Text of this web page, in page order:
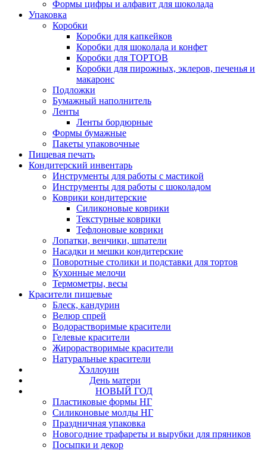
Формы цифры и алфавит для шоколада
Упаковка
Коробки
Коробки для капкейков
Коробки для шоколада и конфет
Коробки для ТОРТОВ
Коробки для пирожных, эклеров, печенья и
макаронс
Подложки
Бумажный наполнитель
Ленты
Ленты бордюрные
Формы бумажные
Пакеты упаковочные
Пищевая печать
Кондитерский инвентарь
Инструменты для работы с мастикой
Инструменты для работы с шоколадом
Коврики кондитерские
Силиконовые коврики
Текстурные коврики
Тефлоновые коврики
Лопатки, венчики, шпатели
Насадки и мешки кондитерские
Поворотные столики и подставки для тортов
Кухонные мелочи
Термометры, весы
Красители пищевые
Блеск, кандурин
Велюр спрей
Водорастворимые красители
Гелевые красители
Жирорастворимые красители
Натуральные красители
Хэллоуин
День матери
НОВЫЙ ГОД
Пластиковые формы НГ
Силиконовые молды НГ
Праздничная упаковка
Новогодние трафареты и вырубки для пряников
Посыпки и декор